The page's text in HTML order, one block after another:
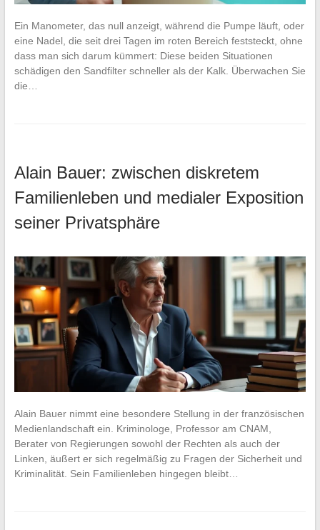
Ein Manometer, das null anzeigt, während die Pumpe läuft, oder
eine Nadel, die seit drei Tagen im roten Bereich feststeckt, ohne
dass man sich darum kümmert: Diese beiden Situationen
schädigen den Sandfilter schneller als der Kalk. Überwachen Sie
die…
Alain Bauer: zwischen diskretem
Familienleben und medialer Exposition
seiner Privatsphäre
Alain Bauer nimmt eine besondere Stellung in der französischen
Medienlandschaft ein. Kriminologe, Professor am CNAM,
Berater von Regierungen sowohl der Rechten als auch der
Linken, äußert er sich regelmäßig zu Fragen der Sicherheit und
Kriminalität. Sein Familienleben hingegen bleibt…